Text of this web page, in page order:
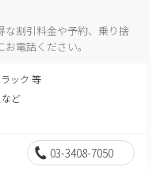
な割引料金や予約、乗り捨
電話ください。
ック 等
ど
03-3408-7050